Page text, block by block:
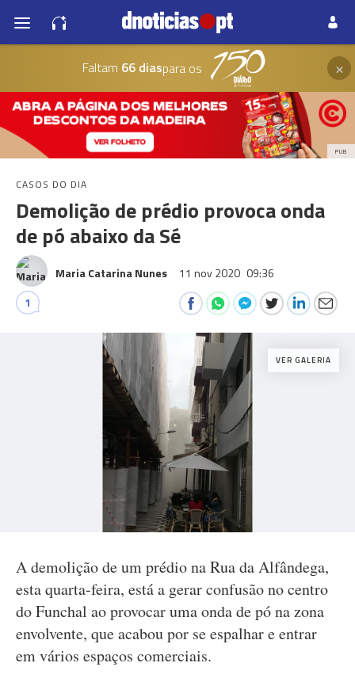
Faltam 66 diaspara os ×
PUB
CASOS DO DIA
Demolição de prédio provoca onda
de pó abaixo da Sé
Maria Catarina Nunes 11 nov 2020 09:36
1
VER GALERIA
A demolição de um prédio na Rua da Alfândega,
esta quarta-feira, está a gerar confusão no centro
do Funchal ao provocar uma onda de pó na zona
envolvente, que acabou por se espalhar e entrar
em vários espaços comerciais.